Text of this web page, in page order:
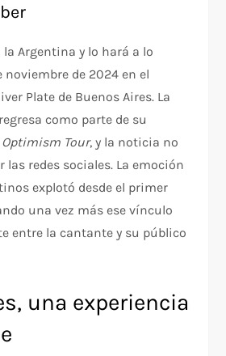
la Argentina y lo hará a lo
noviembre de 2024 en el
Plate de Buenos Aires. La
como parte de su
Tour, y la noticia no
las redes sociales. La emoción
explotó desde el primer
una vez más ese vínculo
entre la cantante y su público
una experiencia